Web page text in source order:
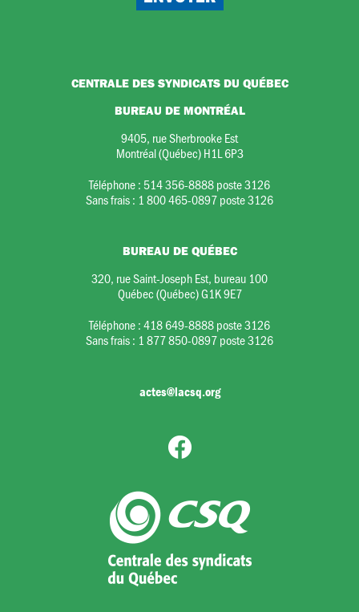
CENTRALE DES SYNDICATS DU QUÉBEC
BUREAU DE MONTRÉAL
9405, rue Sherbrooke Est
Montréal (Québec) H1L 6P3
Téléphone : 514 356-8888 poste 3126
Sans frais : 1 800 465-0897 poste 3126
BUREAU DE QUÉBEC
320, rue Saint-Joseph Est, bureau 100
Québec (Québec) G1K 9E7
Téléphone :418 649-8888 poste 3126
Sans frais : 1 877 850-0897 poste 3126
actes@lacsq.org